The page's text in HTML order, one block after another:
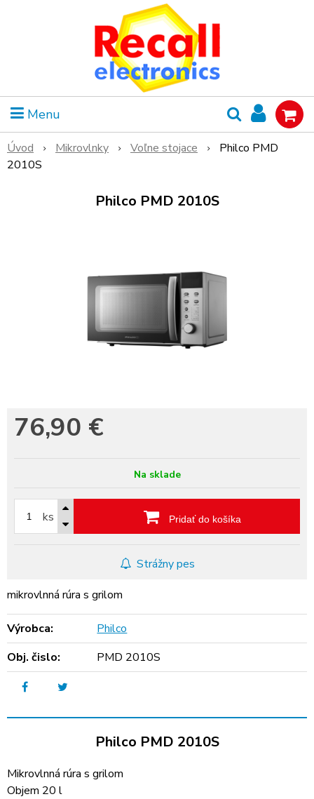
Menu
Úvod Mikrovlnky Voľne stojace
Philco PMD
2010S
Philco PMD 2010S
76,90 €
Na sklade
ks Pridať do košíka
Strážny pes
mikrovlnná rúra s grilom
Výrobca:
Philco
Obj. čislo:
PMD 2010S
Philco PMD 2010S
Mikrovlnná rúra s grilom
Objem 20 l